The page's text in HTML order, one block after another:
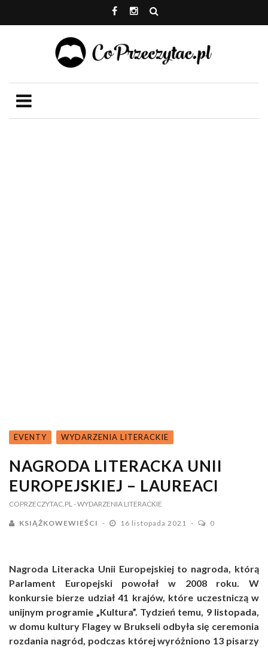
EVENTY WYDARZENIA LITERACKIE
NAGRODA LITERACKA UNII
EUROPEJSKIEJ – LAUREACI
COPRZECZYTAC.PL - WYDARZENIA LITERACKIE
KSIĄŻKOWEWIEŚCI 16 listopada 2021 0
Nagroda Literacka Unii Europejskiej to nagroda, którą
Parlament Europejski powołał w 2008 roku. W
konkursie bierze udział 41 krajów, które uczestniczą w
unijnym programie „Kultura”. Tydzień temu, 9 listopada,
w domu kultury Flagey w Brukseli odbyła się ceremonia
rozdania nagród, podczas której wyróżniono 13 pisarzy